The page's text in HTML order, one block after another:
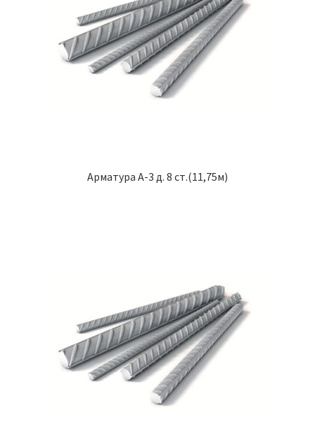
Арматура А-3 д. 8 ст.(11,75м)